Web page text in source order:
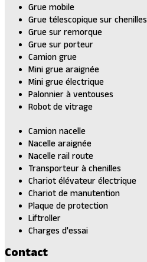
Grue mobile
Grue télescopique sur chenilles
Grue sur remorque
Grue sur porteur
Camion grue
Mini grue araignée
Mini grue électrique
Palonnier à ventouses
Robot de vitrage
Camion nacelle
Nacelle araignée
Nacelle rail route
Transporteur à chenilles
Chariot élévateur électrique
Chariot de manutention
Plaque de protection
Liftroller
Charges d'essai
Contact